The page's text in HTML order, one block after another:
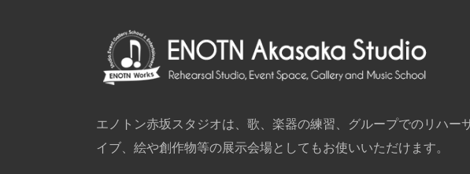
エノトン赤坂スタジオは、歌、楽器の練習、グループでのリハー
イブ、絵や創作物等の展示会場としてもお使いいただけます。